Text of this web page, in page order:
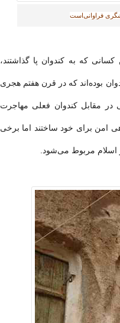
فراوانی‌است
که به کندوان پا گذاشتند،
در 2 کیلومتری غرب کندوان بوده‌اند که در قرن هفتم هجری
در مقابل کندوان فعلی مهاجرت
امن برای خود ساختند اما برخی
اسلام مربوط می‌شود.